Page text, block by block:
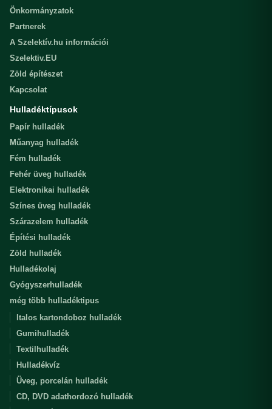
Önkormányzatok
Partnerek
A Szelektív.hu információi
Szelektiv.EU
Zöld építészet
Kapcsolat
Hulladéktípusok
Papír hulladék
Műanyag hulladék
Fém hulladék
Fehér üveg hulladék
Elektronikai hulladék
Színes üveg hulladék
Szárazelem hulladék
Építési hulladék
Zöld hulladék
Hulladékolaj
Gyógyszerhulladék
még több hulladéktipus
Italos kartondoboz hulladék
Gumihulladék
Textilhulladék
Hulladékvíz
Üveg, porcelán hulladék
CD, DVD adathordozó hulladék